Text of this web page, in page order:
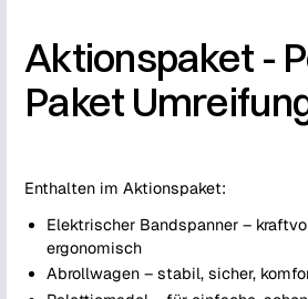
Aktionspaket -
Paket
Enthalten im Aktionspaket:
Elektrischer Bandspanner –
ergonomisch
Abrollwagen – stabil, sicher,